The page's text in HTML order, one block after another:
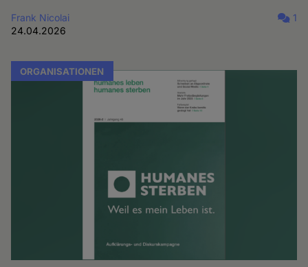
Frank Nicolai
24.04.2026
1
ORGANISATIONEN